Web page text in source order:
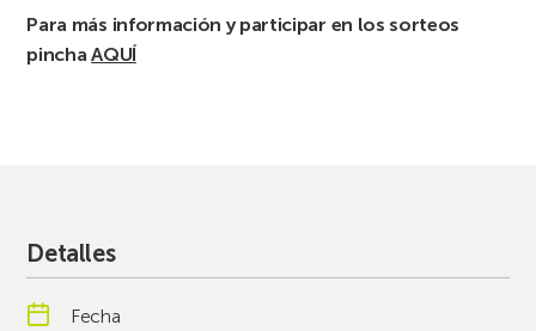
Para más información y participar en los sorteos
pinchaAQUÍ
Detalles
Fecha